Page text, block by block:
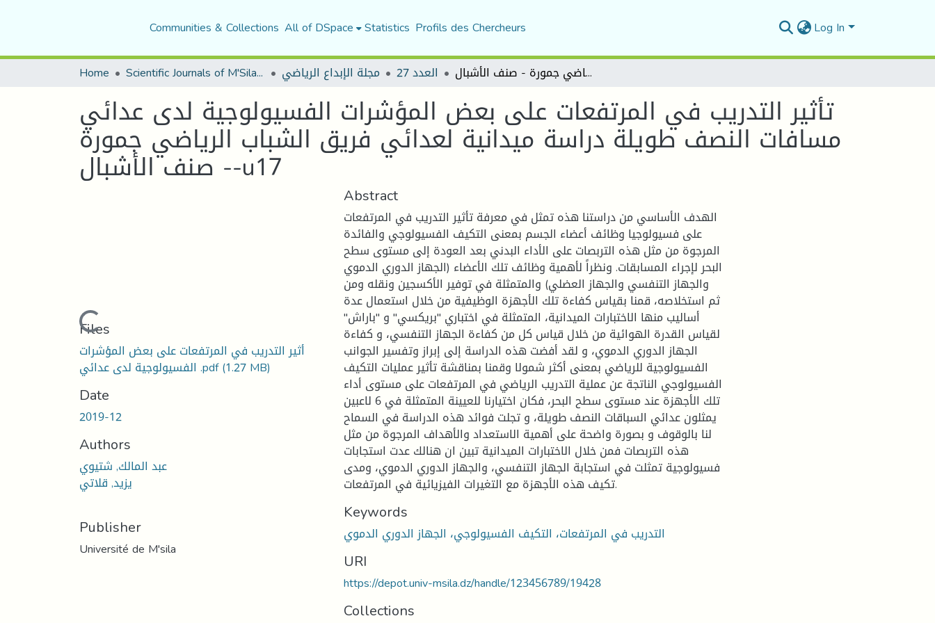
Communities & Collections All of DSpace Statistics Profils des Chercheurs Log In
Home Scientific Journals of M'Sila University مجلة الإبداع الرياضي العدد 27 تأثير التدريب في المرتفعات على بعض المؤشرات الفسيولوجية لدى عدائي مسافات النصف طويلة دراسة ميدانية لعدائي فريق الشباب الرياضي جمورة - صنف الأشبال-u17
تأثير التدريب في المرتفعات على بعض المؤشرات الفسيولوجية لدى عدائي
مسافات النصف طويلة دراسة ميدانية لعدائي فريق الشباب الرياضي جمورة
- صنف الأشبال-u17
Loading...
Files
أثير التدريب في المرتفعات على بعض المؤشرات
الفسيولوجية لدى عدائي .pdf(1.27 MB)
Date
2019-12
Authors
عبد المالك, شتيوي
يزيد, قلاتي
Publisher
Université de M'sila
Abstract
الهدف الأساسي من دراستنا هذه تمثل في معرفة تأثير التدريب في المرتفعات
على فسيولوجيا وظائف أعضاء الجسم بمعنى التكيف الفسيولوجي والفائدة
المرجوة من مثل هذه التربصات على الأداء البدني بعد العودة إلى مستوى سطح
البحر لإجراء المسابقات. ونظراً لأهمية وظائف تلك الأعضاء (الجهاز الدوري الدموي
والجهاز التنفسي والجهاز العضلي) والمتمثلة في توفير الأكسجين ونقله ومن
ثم استخلاصه، قمنا بقياس كفاءة تلك الأجهزة الوظيفية من خلال استعمال عدة
أساليب منها الاختبارات الميدانية، المتمثلة في اختباري "بريكسي" و "باراش"
لقياس القدرة الهوائية من خلال قياس كل من كفاءة الجهاز التنفسي، و كفاءة
الجهاز الدوري الدموي، و لقد أفضت هذه الدراسة إلى إبراز وتفسير الجوانب
الفسيولوجية للرياضي بمعنى أكثر شمولا وقمنا بمناقشة تأثير عمليات التكيف
الفسيولوجي الناتجة عن عملية التدريب الرياضي في المرتفعات على مستوى أداء
تلك الأجهزة عند مستوى سطح البحر، فكان اختيارنا للعيينة المتمثلة في 6 لاعبين
يمثلون عدائي السباقات النصف طويلة، و تجلت فوائد هذه الدراسة في السماح
لنا بالوقوف و بصورة واضحة على أهمية الاستعداد والأهداف المرجوة من مثل
هذه التربصات فمن خلال الاختبارات الميدانية تبين ان هنالك عدت استجابات
فسيولوجية تمثلت في استجابة الجهاز التنفسي، والجهاز الدوري الدموي، ومدى
تكيف هذه الأجهزة مع التغيرات الفيزيائية في المرتفعات.
Keywords
التدريب في المرتفعات، التكيف الفسيولوجي، الجهاز الدوري الدموي
URI
https://depot.univ-msila.dz/handle/123456789/19428
Collections